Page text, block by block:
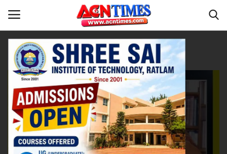
Home
Contact
नीर_का_तीर
मध्यप्रदेश
Tag:Bangladeshi writer
विदेश